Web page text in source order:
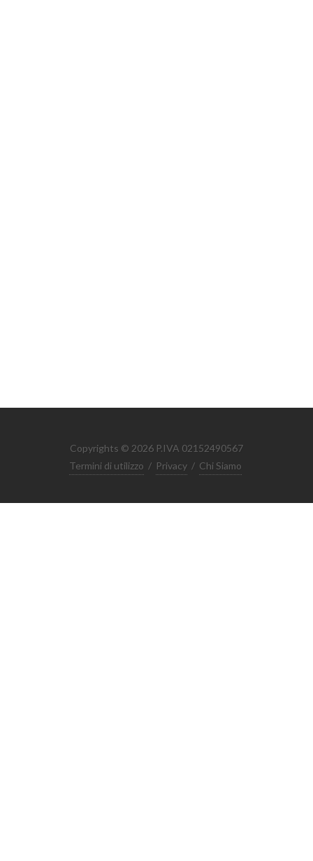
Copyrights © 2026 P.IVA 02152490567
Termini di utilizzo / Privacy / Chi Siamo